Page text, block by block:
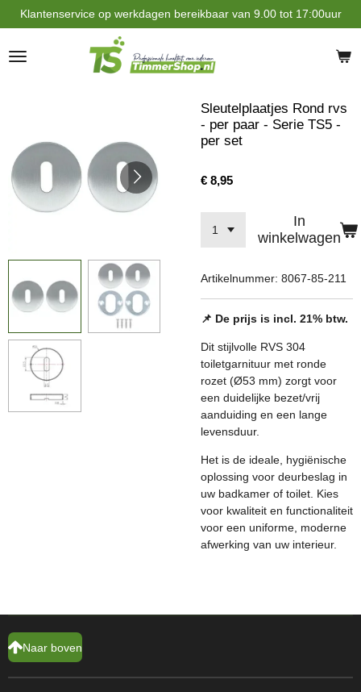
Ga
direct
naar
de
Klantenservice op werkdagen bereikbaar van 9.00 tot 17:00uur
Sleutelplaatjes Rond rvs
- per paar - Serie TS5 -
per set
€ 8,95
In
winkelwagen
Artikelnummer: 8067-85-211
📌 De prijs is incl. 21% btw.
Dit stijlvolle RVS 304
toiletgarnituur met ronde
rozet (Ø53 mm) zorgt voor
een duidelijke bezet/vrij
aanduiding en een lange
levensduur.
Het is de ideale, hygiënische
oplossing voor deurbeslag in
uw badkamer of toilet. Kies
voor kwaliteit en functionaliteit
voor een uniforme, moderne
afwerking van uw interieur.
Naar boven